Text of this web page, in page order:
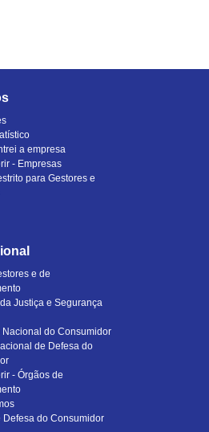
a empresa
- Empresas
para Gestores e
e de
Justiça e Segurança
Nacional do Consumidor
de Defesa do
- Órgãos de
Defesa do Consumidor